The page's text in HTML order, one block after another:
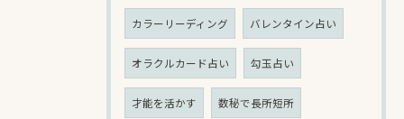
カラーリーディング バレンタイン占い
オラクルカード占い 勾玉占い
才能を活かす 数秘で長所短所